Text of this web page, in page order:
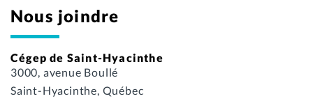
Nous joindre
Cégep de Saint-Hyacinthe
3000, avenue Boullé
Saint-Hyacinthe, Québec